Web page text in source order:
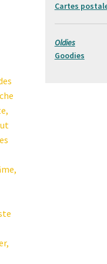
Cartes
Oldies
Goodies